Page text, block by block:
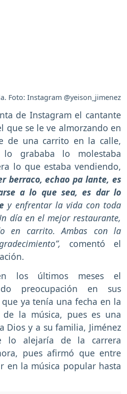
Foto: Instagram @yeison_jimenez
de Instagram el cantante
que se le ve almorzando en
de una carrito en la calle,
grababa lo molestaba
lo que estaba vendiendo,
berraco, echao pa lante, es
a lo que sea, es dar lo
y enfrentar la vida con toda
día en el mejor restaurante,
en carrito. Ambas con la
comentó el
en los últimos meses el
preocupación en sus
ya tenía una fecha en la
la música, pues es una
Dios y a su familia, Jiménez
lo alejaría de la carrera
pues afirmó que entre
en la música popular hasta